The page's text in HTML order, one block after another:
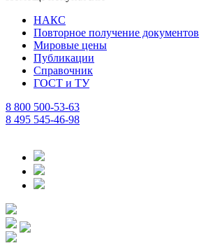
НАКС
Повторное получение документов
Мировые цены
Публикации
Справочник
ГОСТ и ТУ
8 800 500-53-63
8 495 545-46-98